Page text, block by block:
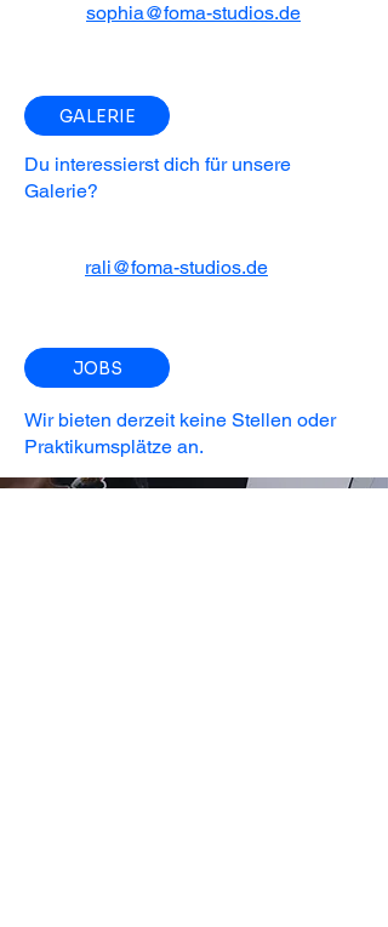
sophia@foma-studios.de
GALERIE
Du interessierst dich für unsere
Galerie?
rali@foma-studios.de
JOBS
Wir bieten derzeit keine Stellen oder
Praktikumsplätze an.